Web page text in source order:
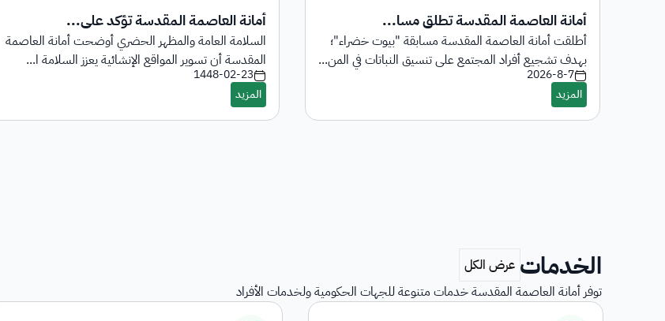
أمانة العاصمة المقدسة تطلق مسا...
أطلقت أمانة العاصمة المقدسة مسابقة "بيوت خضراء"؛
بهدف تشجيع أفراد المجتمع على تنسيق النباتات في المن...
2026-8-7
أمانة العاصمة المقدسة تؤكد على...
السلامة العامة والمظهر الحضري أوضحت أمانة العاصمة
المقدسة أن تسوير المواقع الإنشائية يعزز السلامة ا...
1448-02-23
الخدمات
توفر أمانة العاصمة المقدسة خدمات متنوعة للجهات الحكومية ولخدمات الأفراد